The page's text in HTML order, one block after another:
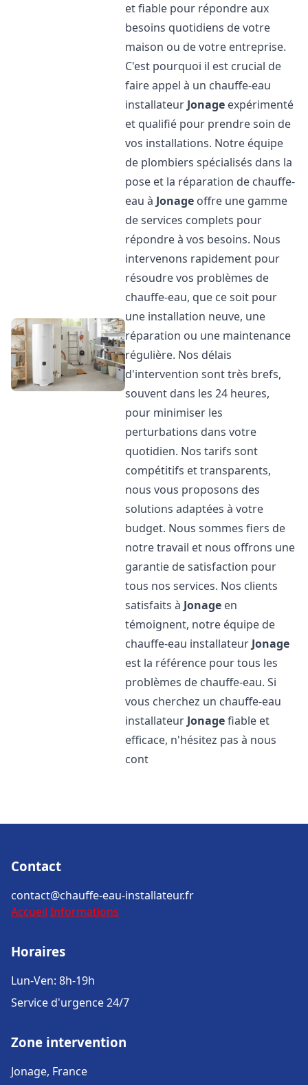
et fiable pour répondre aux
besoins quotidiens de votre
maison ou de votre entreprise.
C'est pourquoi il est crucial de
faire appel à un chauffe-eau
installateur Jonage expérimenté
et qualifié pour prendre soin de
vos installations. Notre équipe
de plombiers spécialisés dans la
pose et la réparation de chauffe-
eau à Jonage offre une gamme
de services complets pour
répondre à vos besoins. Nous
intervenons rapidement pour
résoudre vos problèmes de
chauffe-eau, que ce soit pour
une installation neuve, une
réparation ou une maintenance
régulière. Nos délais
d'intervention sont très brefs,
souvent dans les 24 heures,
pour minimiser les
perturbations dans votre
quotidien. Nos tarifs sont
compétitifs et transparents,
nous vous proposons des
solutions adaptées à votre
budget. Nous sommes fiers de
notre travail et nous offrons une
garantie de satisfaction pour
tous nos services. Nos clients
satisfaits à Jonage en
témoignent, notre équipe de
chauffe-eau installateur Jonage
est la référence pour tous les
problèmes de chauffe-eau. Si
vous cherchez un chauffe-eau
installateur Jonagefiable et
efficace, n'hésitez pas à nous
cont
Contact
contact@chauffe-eau-installateur.fr
Accueil Informations
Horaires
Lun-Ven: 8h-19h
Service d'urgence 24/7
Zone intervention
Jonage, France